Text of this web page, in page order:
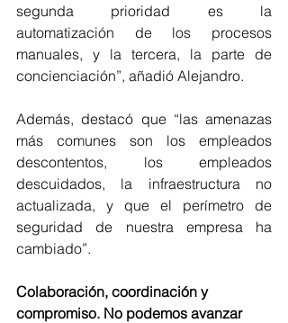
segunda prioridad es la
automatización de los procesos
manuales, y la tercera, la parte de
concienciación”, añadió Alejandro.
Además, destacó que “las amenazas
más comunes son los empleados
descontentos, los empleados
descuidados, la infraestructura no
actualizada, y que el perímetro de
seguridad de nuestra empresa ha
cambiado”.
Colaboración, coordinación y
compromiso. No podemos avanzar